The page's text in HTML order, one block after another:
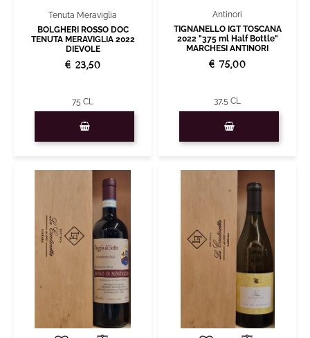
Tenuta Meraviglia
BOLGHERI ROSSO DOC
TENUTA MERAVIGLIA 2022
DIEVOLE
€ 23,50
75 CL
Antinori
TIGNANELLO IGT TOSCANA
2022 "375 ml Half Bottle"
MARCHESI ANTINORI
€ 75,00
37,5 CL